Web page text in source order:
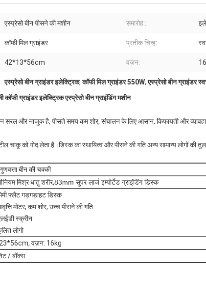
एस्प्रेसो बीन पीसने की मशीन समारोह::
कॉफी मिल ग्राइंडर प्रतीक चिन्ह:
42*13*56cm वज़न:
एस्प्रेसो बीन ग्राइंडर इलेक्ट्रिक,कॉफी मिल ग्राइंडर 550W,एस्प्रेसो बीन ग्राइंडर
कॉफी ग्राइंडर इलेक्ट्रिक एस्प्रेसो बीन ग्राइंडिंग मशीन
सरल और नाजुक है, पीसते समय कम शोर, संचालन के लिए आसान, किफायती और
चाकू को गोद लेता है।डिस्क का स्थायित्व और पीसने की गति अन्य सामान्य लोगों की
बीन की चक्की
मिश्र धातु शरीर,83mm सुपर लार्ज इम्पोर्टेड ग्राइंडिंग डिस्क
फ्लैट गड़गड़ाहट डिस्क
मोटर, कम शोर, उच्च पीसने की गति
स्क्रीन
लोगो
वज़न: 16kg
/ बॉक्स